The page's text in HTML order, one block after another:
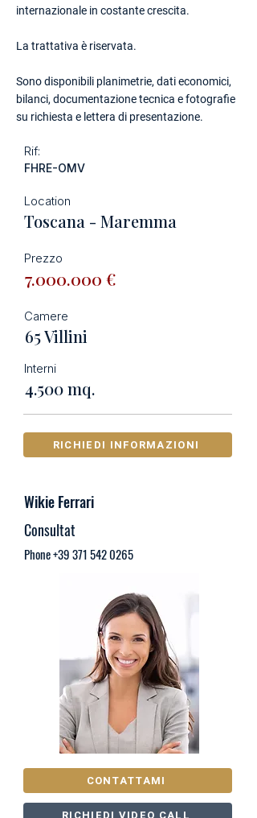
internazionale in costante crescita.
La trattativa è riservata.
Sono disponibili planimetrie, dati economici,
bilanci, documentazione tecnica e fotografie
su richiesta e lettera di presentazione.
Rif:
FHRE-OMV
Location
Toscana - Maremma
Prezzo
7.000.000 €
Camere
65 Villini
Interni
4.500 mq.
RICHIEDI INFORMAZIONI
Wikie Ferrari
Consultat
Phone+39 371 542 0265
CONTATTAMI